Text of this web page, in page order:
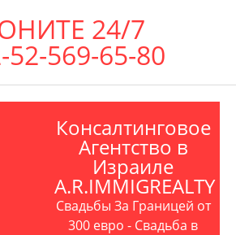
24/7
52-569-65-80
Консалтинговое
Агентство в
Израиле
A.R.IMMIGREALTY
Свадьбы За Границей от
300 евро - Свадьба в